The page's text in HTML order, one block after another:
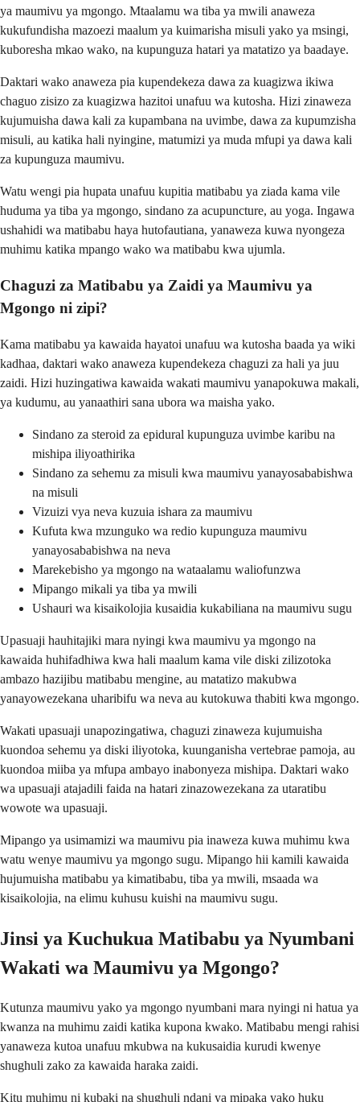
ya maumivu ya mgongo. Mtaalamu wa tiba ya mwili anaweza
kukufundisha mazoezi maalum ya kuimarisha misuli yako ya msingi,
kuboresha mkao wako, na kupunguza hatari ya matatizo ya baadaye.
Daktari wako anaweza pia kupendekeza dawa za kuagizwa ikiwa
chaguo zisizo za kuagizwa hazitoi unafuu wa kutosha. Hizi zinaweza
kujumuisha dawa kali za kupambana na uvimbe, dawa za kupumzisha
misuli, au katika hali nyingine, matumizi ya muda mfupi ya dawa kali
za kupunguza maumivu.
Watu wengi pia hupata unafuu kupitia matibabu ya ziada kama vile
huduma ya tiba ya mgongo, sindano za acupuncture, au yoga. Ingawa
ushahidi wa matibabu haya hutofautiana, yanaweza kuwa nyongeza
muhimu katika mpango wako wa matibabu kwa ujumla.
Chaguzi za Matibabu ya Zaidi ya Maumivu ya
Mgongo ni zipi?
Kama matibabu ya kawaida hayatoi unafuu wa kutosha baada ya wiki
kadhaa, daktari wako anaweza kupendekeza chaguzi za hali ya juu
zaidi. Hizi huzingatiwa kawaida wakati maumivu yanapokuwa makali,
ya kudumu, au yanaathiri sana ubora wa maisha yako.
Sindano za steroid za epidural kupunguza uvimbe karibu na
mishipa iliyoathirika
Sindano za sehemu za misuli kwa maumivu yanayosababishwa
na misuli
Vizuizi vya neva kuzuia ishara za maumivu
Kufuta kwa mzunguko wa redio kupunguza maumivu
yanayosababishwa na neva
Marekebisho ya mgongo na wataalamu waliofunzwa
Mipango mikali ya tiba ya mwili
Ushauri wa kisaikolojia kusaidia kukabiliana na maumivu sugu
Upasuaji hauhitajiki mara nyingi kwa maumivu ya mgongo na
kawaida huhifadhiwa kwa hali maalum kama vile diski zilizotoka
ambazo hazijibu matibabu mengine, au matatizo makubwa
yanayowezekana uharibifu wa neva au kutokuwa thabiti kwa mgongo.
Wakati upasuaji unapozingatiwa, chaguzi zinaweza kujumuisha
kuondoa sehemu ya diski iliyotoka, kuunganisha vertebrae pamoja, au
kuondoa miiba ya mfupa ambayo inabonyeza mishipa. Daktari wako
wa upasuaji atajadili faida na hatari zinazowezekana za utaratibu
wowote wa upasuaji.
Mipango ya usimamizi wa maumivu pia inaweza kuwa muhimu kwa
watu wenye maumivu ya mgongo sugu. Mipango hii kamili kawaida
hujumuisha matibabu ya kimatibabu, tiba ya mwili, msaada wa
kisaikolojia, na elimu kuhusu kuishi na maumivu sugu.
Jinsi ya Kuchukua Matibabu ya Nyumbani
Wakati wa Maumivu ya Mgongo?
Kutunza maumivu yako ya mgongo nyumbani mara nyingi ni hatua ya
kwanza na muhimu zaidi katika kupona kwako. Matibabu mengi rahisi
yanaweza kutoa unafuu mkubwa na kukusaidia kurudi kwenye
shughuli zako za kawaida haraka zaidi.
Kitu muhimu ni kubaki na shughuli ndani ya mipaka yako huku